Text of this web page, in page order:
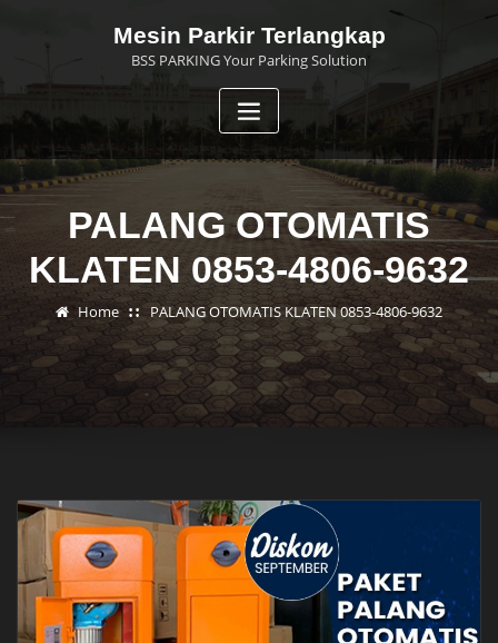
Mesin Parkir Terlangkap
BSS PARKING Your Parking Solution
PALANG OTOMATIS
KLATEN 0853-4806-9632
Home PALANG OTOMATIS KLATEN 0853-4806-9632